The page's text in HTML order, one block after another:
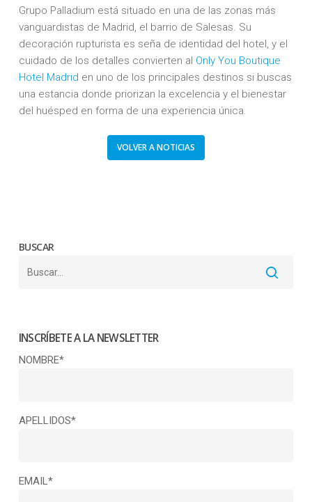
Grupo Palladium está situado en una de las zonas más
vanguardistas de Madrid, el barrio de Salesas. Su
decoración rupturista es seña de identidad del hotel, y el
cuidado de los detalles convierten al Only You Boutique
Hotel Madrid en uno de los principales destinos si buscas
una estancia donde priorizan la excelencia y el bienestar
del huésped en forma de una experiencia única.
VOLVER A NOTICIAS
BUSCAR
INSCRÍBETE A LA NEWSLETTER
NOMBRE*
APELLIDOS*
EMAIL*